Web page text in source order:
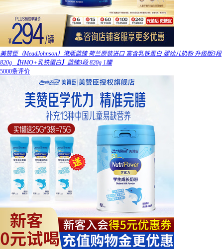
美赞臣（MeadJohnson）港版蓝臻 荷兰原装进口 富含乳铁蛋白 婴幼儿奶粉 升级版3段
820g 【HMO+乳铁蛋白】蓝臻3段 820g 1罐
5000条评价